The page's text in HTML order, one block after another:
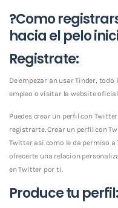
?Como
hacia el pelo
Registrate:
De empezar an usar Tinder,
empleo o visitar la website oficial
Puedes crear un perfil con
registrarte. Crear un perfil con
Twitter asi­ como le da permiso a
ofrecerte una relacion
en Twitter por ti.
Produce tu perfil: